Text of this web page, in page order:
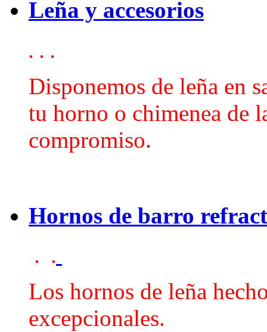
Leña y accesorios
Disponemos de leña en
tu horno o chimenea de
compromiso.
Hornos de barro
Los hornos de leña
excepcionales.